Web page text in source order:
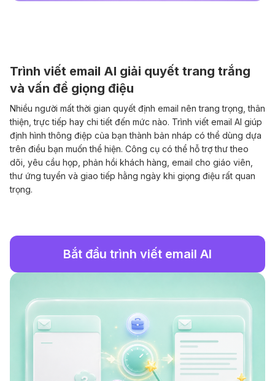
Trình viết email AI giải quyết trang trắng
và vấn đề giọng điệu
Nhiều người mất thời gian quyết định email nên trang trọng, thân
thiện, trực tiếp hay chi tiết đến mức nào. Trình viết email AI giúp
định hình thông điệp của bạn thành bản nháp có thể dùng dựa
trên điều bạn muốn thể hiện. Công cụ có thể hỗ trợ thư theo
dõi, yêu cầu họp, phản hồi khách hàng, email cho giáo viên,
thư ứng tuyển và giao tiếp hằng ngày khi giọng điệu rất quan
trọng.
Bắt đầu trình viết email AI